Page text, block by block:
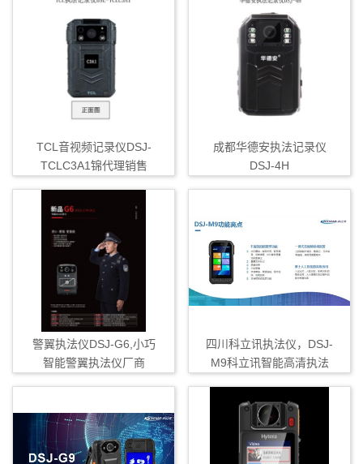
TCL音视频记录仪DSJ-
TCLC3A1锦代理销售
成都华德安执法记录仪
DSJ-4H
警翼执法仪DSJ-G6,小巧
智能警翼执法仪厂商
四川科立讯执法仪，DSJ-
M9科立讯智能高清执法